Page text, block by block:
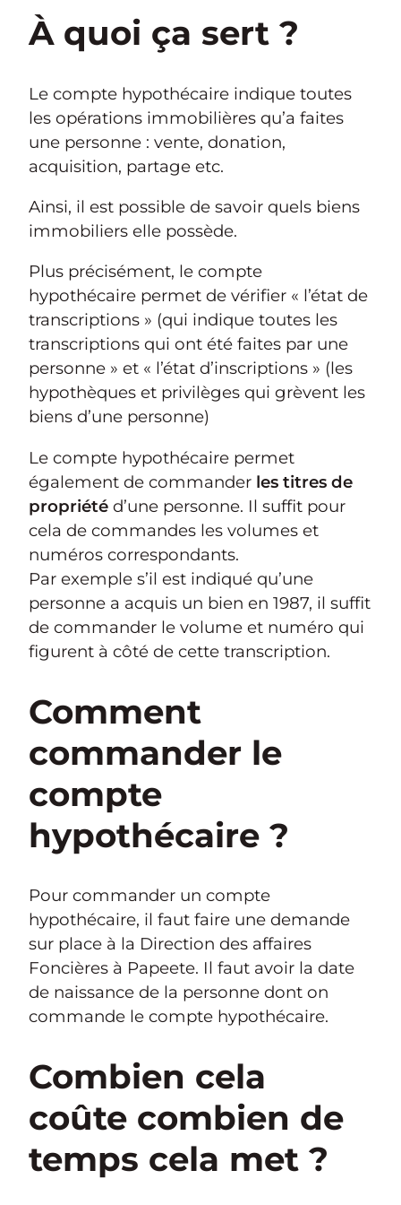
À quoi ça sert ?
Le compte hypothécaire indique toutes
les opérations immobilières qu’a faites
une personne : vente, donation,
acquisition, partage etc.
Ainsi, il est possible de savoir quels biens
immobiliers elle possède.
Plus précisément, le compte
hypothécaire permet de vérifier « l’état de
transcriptions » (qui indique toutes les
transcriptions qui ont été faites par une
personne » et « l’état d’inscriptions » (les
hypothèques et privilèges qui grèvent les
biens d’une personne)
Le compte hypothécaire permet
également de commander les titres de
propriété d’une personne. Il suffit pour
cela de commandes les volumes et
numéros correspondants.
Par exemple s’il est indiqué qu’une
personne a acquis un bien en 1987, il suffit
de commander le volume et numéro qui
figurent à côté de cette transcription.
Comment
commander le
compte
hypothécaire ?
Pour commander un compte
hypothécaire, il faut faire une demande
sur place à la Direction des affaires
Foncières à Papeete. Il faut avoir la date
de naissance de la personne dont on
commande le compte hypothécaire.
Combien cela
coûte combien de
temps cela met ?